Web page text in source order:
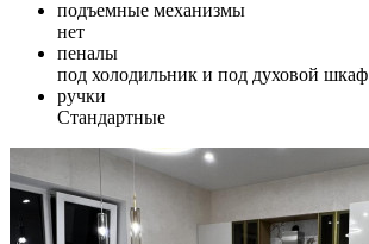
подъемные механизмы
нет
пеналы
под холодильник и под духовой шкаф
ручки
Стандартные